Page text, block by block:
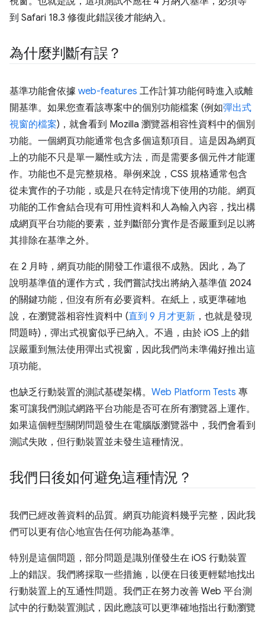
到 Safari 18.3 修復此錯誤後才能納入。
為什麼判斷有誤？
基準功能會依據 web-features 工作計算功能何時進入或離
開基準。如果您查看該專案中的個別功能檔案 (例如彈出式
視窗的檔案)，就會看到 Mozilla 瀏覽器相容性資料中的個別
功能。一個網頁功能通常包含多個這類項目。這是因為網頁
上的功能不只是單一屬性或方法，而是需要多個元件才能運
作。功能也不是完整規格。舉例來說，CSS 規格通常包含
從未實作的子功能，或是只在特定情境下使用的功能。網頁
功能的工作會結合現有可用性資料和人為輸入內容，找出構
成網頁平台功能的要素，並判斷部分實作是否嚴重到足以將
其排除在基準之外。
在 2 月時，網頁功能的開發工作還很不成熟。因此，為了
說明基準值的運作方式，我們嘗試找出將納入基準值 2024
的關鍵功能，但沒有所有必要資料。在紙上，或更準確地
說，在瀏覽器相容性資料中 (直到 9 月才更新 ，也就是發現
問題時)，彈出式視窗似乎已納入。不過，由於 iOS 上的錯
誤嚴重到無法使用彈出式視窗，因此我們尚未準備好推出這
項功能。
也缺乏行動裝置的測試基礎架構。 Web Platform Tests 專
案可讓我們測試網路平台功能是否可在所有瀏覽器上運作。
如果這個輕型關閉問題發生在電腦版瀏覽器中，我們會看到
測試失敗，但行動裝置並未發生這種情況。
我們日後如何避免這種情況？
我們已經改善資料的品質。網頁功能資料幾乎完整，因此我
們可以更有信心地宣告任何功能為基準。
特別是這個問題，部分問題是識別僅發生在 iOS 行動裝置
上的錯誤。我們將採取一些措施，以便在日後更輕鬆地找出
行動裝置上的互通性問題。我們正在努力改善 Web 平台測
試中的行動裝置測試，因此應該可以更準確地指出行動瀏覽